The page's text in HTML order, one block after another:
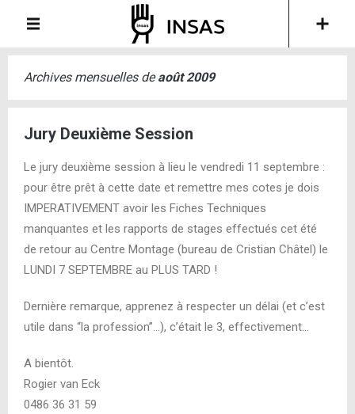
Archives mensuelles deaoût 2009
Jury Deuxième Session
Le jury deuxième session à lieu le vendredi 11 septembre :
pour être prêt à cette date et remettre mes cotes je dois
IMPERATIVEMENT avoir les Fiches Techniques
manquantes et les rapports de stages effectués cet été
de retour au Centre Montage (bureau de Cristian Châtel) le
LUNDI 7 SEPTEMBRE au PLUS TARD !
Dernière remarque, apprenez à respecter un délai (et c’est
utile dans “la profession”…), c’était le 3, effectivement…
A bientôt.
Rogier van Eck
0486 36 31 59